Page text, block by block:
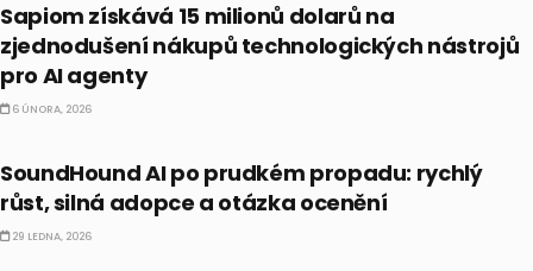
Sapiom získává 15 milionů dolarů na
zjednodušení nákupů technologických nástrojů
pro AI agenty
6 ÚNORA, 2026
SoundHound AI po prudkém propadu: rychlý
růst, silná adopce a otázka ocenění
29 LEDNA, 2026